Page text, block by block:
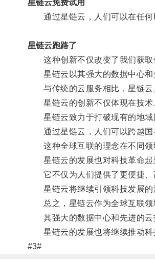
星链云免费试用
通过星链云，人们可以在任何
星链云跑路了
这种创新不仅改变了我们获取
星链云以其强大的数据中心和
与传统的云服务相比，星链云
星链云的创新不仅体现在技术
星链云致力于打破现有的地域
通过星链云，人们可以跨越国
这种全球互联的理念在不同领
星链云的发展也对科技革命起
它不仅为人们提供了更便捷、
星链云将继续引领科技发展的
总之，星链云作为全球互联领
其强大的数据中心和先进的云
星链云的发展也将继续推动科
#3#